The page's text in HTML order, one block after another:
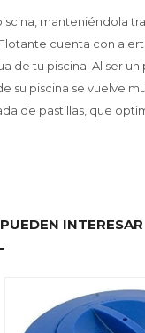
manteniéndola
cuenta con
de tu piscina. Al ser
piscina se vuelve
de pastillas, que
INTERESAR